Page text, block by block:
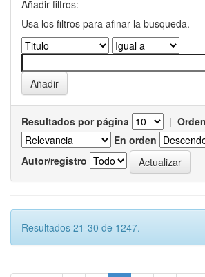
Añadir filtros:
Usa los filtros para afinar la busqueda.
Resultados por página |
En orden
Autor/registro
Resultados 21-30 de 1247.